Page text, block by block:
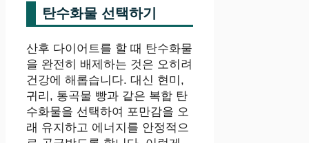
탄수화물 선택하기
산후 다이어트를 할 때 탄수화물
을 완전히 배제하는 것은 오히려
건강에 해롭습니다. 대신 현미,
귀리, 통곡물 빵과 같은 복합 탄
수화물을 선택하여 포만감을 오
래 유지하고 에너지를 안정적으